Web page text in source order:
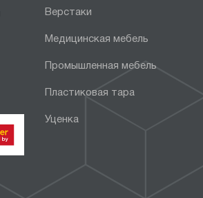
Верстаки
Медицинская мебель
Промышленная мебель
Пластиковая тара
Уценка